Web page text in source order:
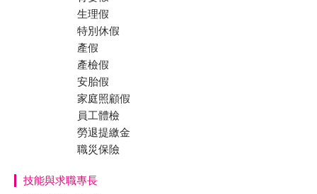
生理假
特別休假
產假
產檢假
安胎假
家庭照顧假
員工體檢
勞退提繳金
職災保險
技能與求職專長